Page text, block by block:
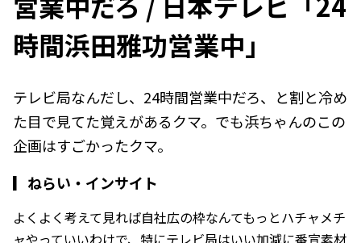
時間浜田雅功営業中」
テレビ局なんだし、24時間営業中だろ、と割と冷め
た目で見てた覚えがあるクマ。でも浜ちゃんのこの
企画はすごかったクマ。
▎ ねらい・インサイト
よくよく考えて見れば自社広の枠なんてもっとハチャメチ
ャやっていいわけで、特にテレビ局はいい加減に番宣素材